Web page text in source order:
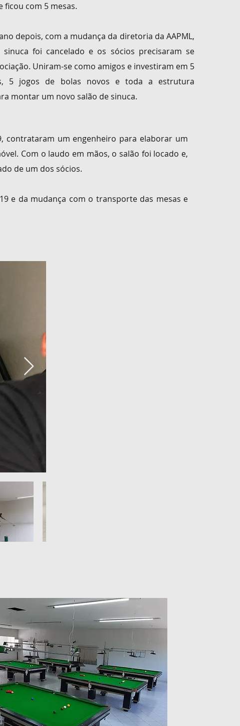
ficou com 5 mesas.
depois, com a mudança da diretoria da AAPML,
foi cancelado e os sócios precisaram se
Uniram-se como amigos e investiram em 5
5 jogos de bolas novos e toda a estrutura
montar um novo salão de sinuca.
contrataram um engenheiro para elaborar um
. Com o laudo em mãos, o salão foi locado e,
de um dos sócios.
e da mudança com o transporte das mesas e